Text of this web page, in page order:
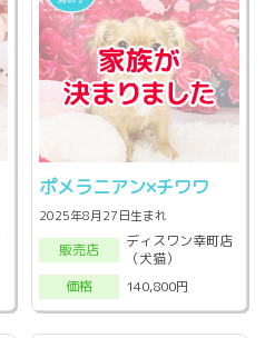
ポメラニアン×チワワ
2025年8月27日生まれ
販売店
ディスワン幸町店
（犬猫）
価格
140,800円